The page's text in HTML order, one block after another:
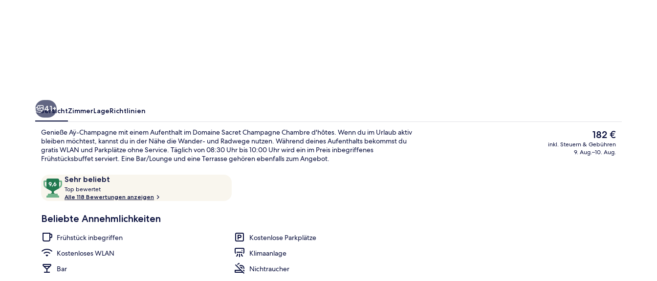
41+
ÜbersichtZimmerLageRichtlinien
Genieße Aÿ-Champagne mit einem Aufenthalt im Domaine Sacret Champagne Chambre d'hôtes. Wenn du im Urlaub aktiv
bleiben möchtest, kannst du in der Nähe die Wander- und Radwege nutzen. Während deines Aufenthalts bekommst du
gratis WLAN und Parkplätze ohne Service. Täglich von 08:30 Uhr bis 10:00 Uhr wird ein im Preis inbegriffenes
Frühstücksbuffet serviert. Eine Bar/Lounge und eine Terrasse gehören ebenfalls zum Angebot.
Bewertungen
Sehr beliebt
9,6
von
10,
beliebt
Top bewertet
o
b
w
e
r
Alle 118 Bewertungen anzeigen
Beliebte Annehmlichkeiten
Frühstück inbegriffen
Kostenlose Parkplätze
Kostenloses WLAN
Klimaanlage
Bar
Nichtraucher
Der
aktuelle
Preis
182 €
inkl. Steuern & Gebühren
9. Aug.–10. Aug.